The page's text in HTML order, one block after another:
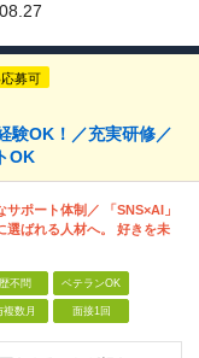
募可
験OK！／充実研修／
OK
サポート体制／ 「SNS×AI」
選ばれる人材へ。 好きを未
不問 ベテランOK
複数月 面接1回